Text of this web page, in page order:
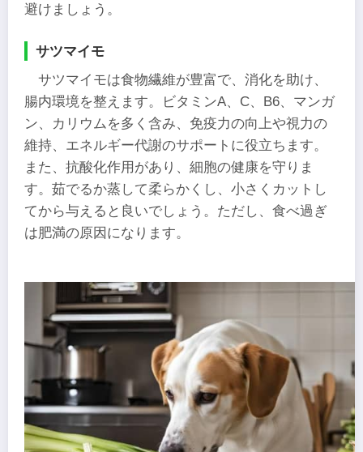
避けましょう。
サツマイモ
サツマイモは食物繊維が豊富で、消化を助け、
腸内環境を整えます。ビタミンA、C、B6、マンガ
ン、カリウムを多く含み、免疫力の向上や視力の
維持、エネルギー代謝のサポートに役立ちます。
また、抗酸化作用があり、細胞の健康を守りま
す。茹でるか蒸して柔らかくし、小さくカットし
てから与えると良いでしょう。ただし、食べ過ぎ
は肥満の原因になります。